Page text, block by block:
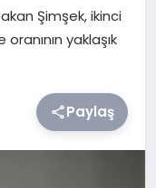
Şimşek, ikinci
yaklaşık
Paylaş